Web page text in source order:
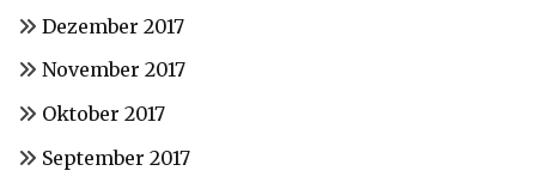
Dezember 2017
November 2017
Oktober 2017
September 2017